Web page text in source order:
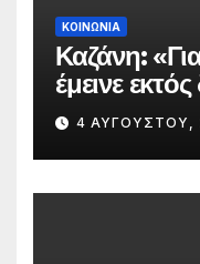
ΚΟΙΝΩΝΙΑ
Καζάνη:
έμεινε
δασκάλων;»
4 ΑΥΓΟΎΣΤΟΥ,